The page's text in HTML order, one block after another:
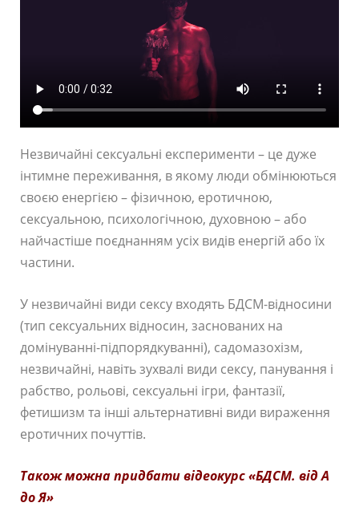
Незвичайні сексуальні експерименти – це дуже
інтимне переживання, в якому люди обмінюються
своєю енергією – фізичною, еротичною,
сексуальною, психологічною, духовною – або
найчастіше поєднанням усіх видів енергій або їх
частини.
У незвичайні види сексу входять БДСМ-відносини
(тип сексуальних відносин, заснованих на
домінуванні-підпорядкуванні), садомазохізм,
незвичайні, навіть зухвалі види сексу, панування і
рабство, рольові, сексуальні ігри, фантазії,
фетишизм та інші альтернативні види вираження
еротичних почуттів.
Також можна придбативідеокурс«БДСМ. від А
до Я»